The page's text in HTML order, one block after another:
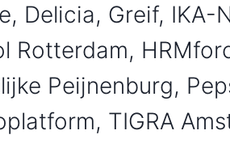
Delicia, Greif, IKA-
Rotterdam,
Peijnenburg,
TIGRA